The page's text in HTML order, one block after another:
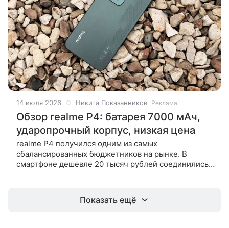
14 июля 2026 Никита Показанников Реклама
Обзор realme P4: батарея 7000 мАч,
ударопрочный корпус, низкая цена
realme P4 получился одним из самых
сбалансированных бюджетников на рынке. В
смартфоне дешевле 20 тысяч рублей соединились
Показать ещё